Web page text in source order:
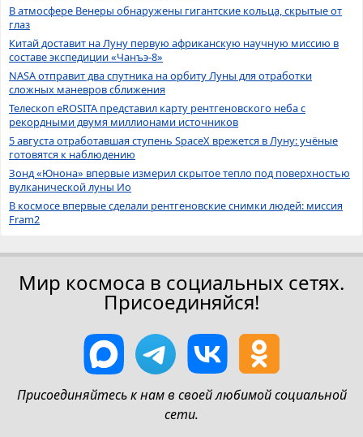
В атмосфере Венеры обнаружены гигантские кольца, скрытые от
глаз
Китай доставит на Луну первую африканскую научную миссию в
составе экспедиции «Чанъэ-8»
NASA отправит два спутника на орбиту Луны для отработки
сложных маневров сближения
Телескоп eROSITA представил карту рентгеновского неба с
рекордными двумя миллионами источников
5 августа отработавшая ступень SpaceX врежется в Луну: учёные
готовятся к наблюдению
Зонд «Юнона» впервые измерил скрытое тепло под поверхностью
вулканической луны Ио
В космосе впервые сделали рентгеновские снимки людей: миссия
Fram2
Мир космоса в социальных сетях.
Присоединяйся!
Присоединяйтесь к нам в своей любимой социальной
сети.